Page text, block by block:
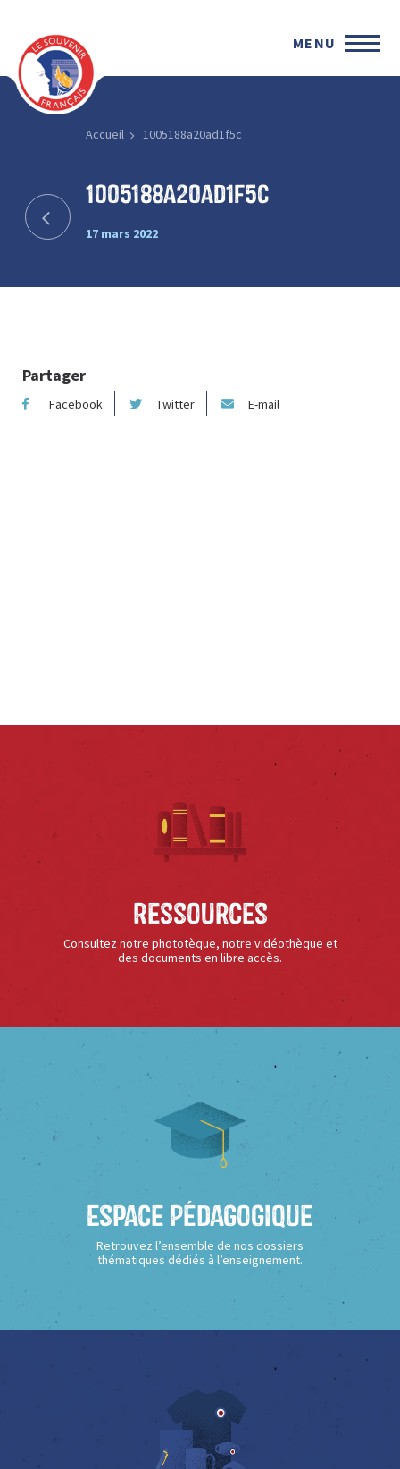
MENU
Accueil 1005188a20ad1f5c
1005188a20ad1f5c
17 mars 2022
Partager
Facebook Twitter E-mail
Ressources
Consultez notre phototèque, notre vidéothèque et
des documents en libre accès.
Espace Pédagogique
Retrouvez l’ensemble de nos dossiers
thématiques dédiés à l’enseignement.